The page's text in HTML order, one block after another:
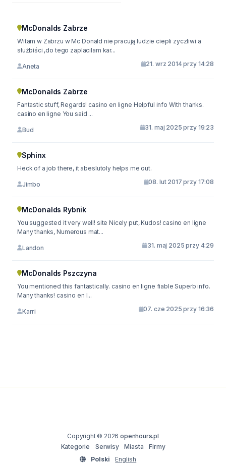
McDonalds Zabrze
Witam w Zabrzu w Mc Donald nie pracują ludzie ciepli zyczliwi a
służbiści ,do tego zaplacilam kar...
Aneta 21. wrz 2014 przy 14:28
McDonalds Zabrze
Fantastic stuff, Regards! casino en ligne Helpful info With thanks.
casino en ligne You said ...
Bud 31. maj 2025 przy 19:23
Sphinx
Heck of a job there, it abeslutoly helps me out.
Jimbo 08. lut 2017 przy 17:08
McDonalds Rybnik
You suggested it very well! site Nicely put, Kudos! casino en ligne
Many thanks, Numerous mat...
Landon 31. maj 2025 przy 4:29
McDonalds Pszczyna
You mentioned this fantastically. casino en ligne fiable Superb info.
Many thanks! casino en l...
Karri 07. cze 2025 przy 16:36
Copyright © 2026openhours.pl
Kategorie
Serwisy Miasta
Firmy
Polski
English